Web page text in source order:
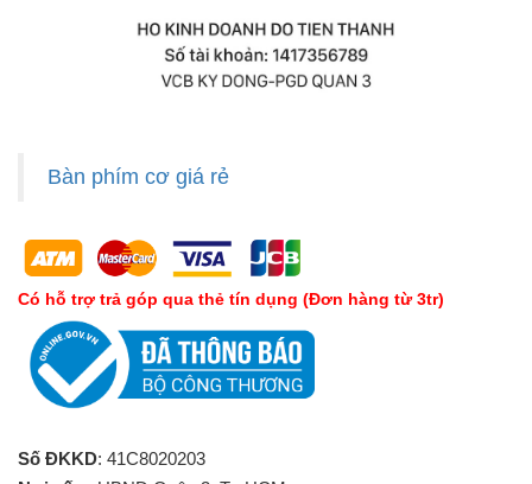
Bàn phím cơ giá rẻ
Có hỗ trợ trả góp qua thẻ tín dụng (Đơn hàng từ 3tr)
Số ĐKKD: 41C8020203